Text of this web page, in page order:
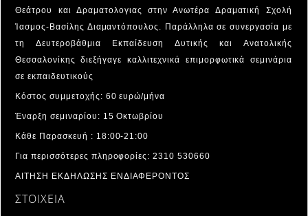
Θεάτρου και Δραματολογιας στην Ανωτέρα Δραματική Σχολή
Ίασμος-Bασίλης Διαμαντόπουλος. Παράλληλα σε συνεργασία με
τη Δευτεροβάθμια Εκπαίδευση Δυτικής και Ανατολικής
Θεσσαλονίκης διεξήγαγε καλλιτεχνικά επιμορφωτικά σεμινάρια
σε εκπαιδευτικούς
Κόστος συμμετοχής: 60 ευρώ/μήνα
Έναρξη σεμιναρίου: 15 Οκτωβρίου
Κάθε Παρασκευή : 18:00-21:00
Για περισσότερες πληροφορίες: 2310 530660
ΑΙΤΗΣΗ ΕΚΔΗΛΩΣΗΣ ΕΝΔΙΑΦΕΡΟΝΤΟΣ
ΣΤΟΙΧΕΙΑ